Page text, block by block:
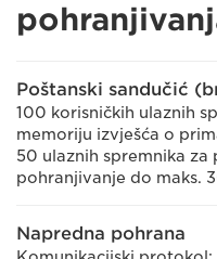
Poštanski sandučić
100 korisničkih ulaznih
memoriju izvješća o
50 ulaznih spremnika za
pohranjivanje do maks.
Napredna pohrana